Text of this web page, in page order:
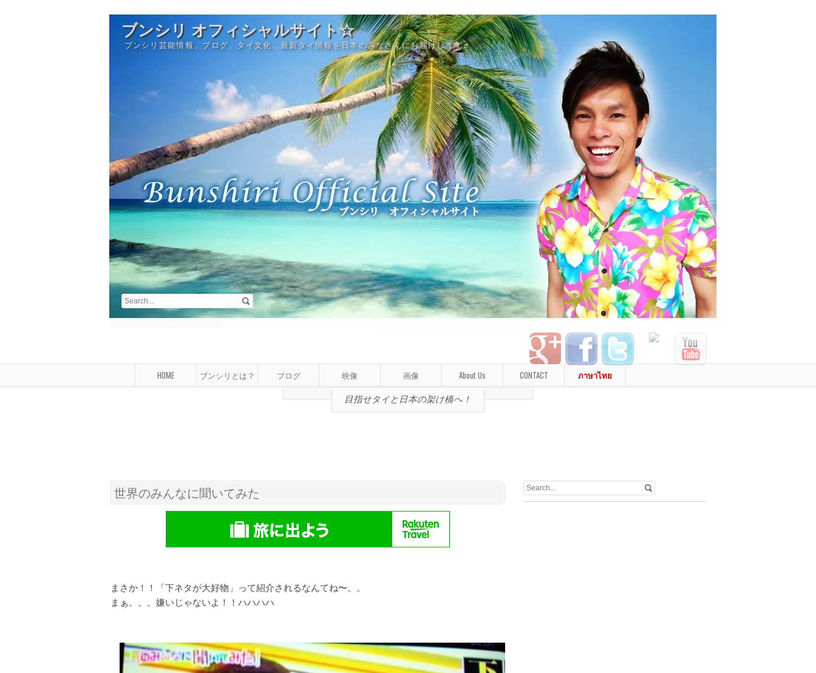
ブンシリ オフィシャルサイト☆
ブンシリ芸能情報、ブログ、タイ文化、最新タイ情報を日本のみなさんにお届けします♬
HOME ブンシリとは？ ブログ 映像 画像 About Us CONTACT ภาษาไทย
目指せタイと日本の架け橋へ！
世界のみんなに聞いてみた
まさか！！「下ネタが大好物」って紹介されるなんてね〜。。
まぁ。。。嫌いじゃないよ！！ハハハハ